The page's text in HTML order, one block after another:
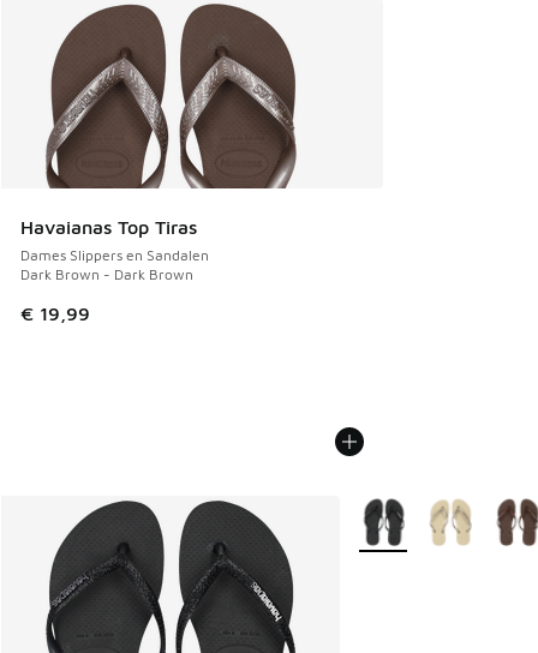
Havaianas Top Tiras
Dames Slippers en Sandalen
Dark Brown - Dark Brown
€ 19,99
Meer kleuren